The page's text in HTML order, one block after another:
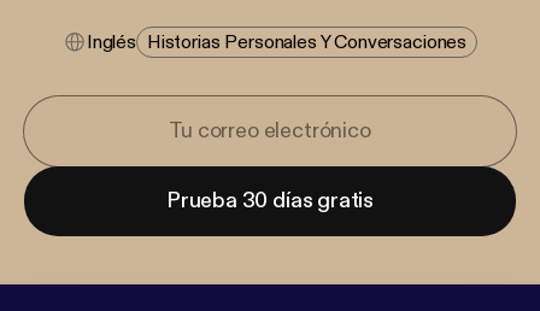
Inglés Historias Personales Y Conversaciones
Prueba 30 días gratis